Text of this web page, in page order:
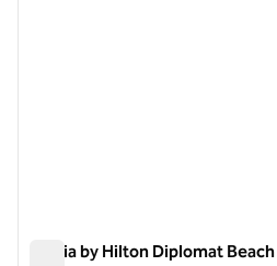
Signia by Hilton Diplomat